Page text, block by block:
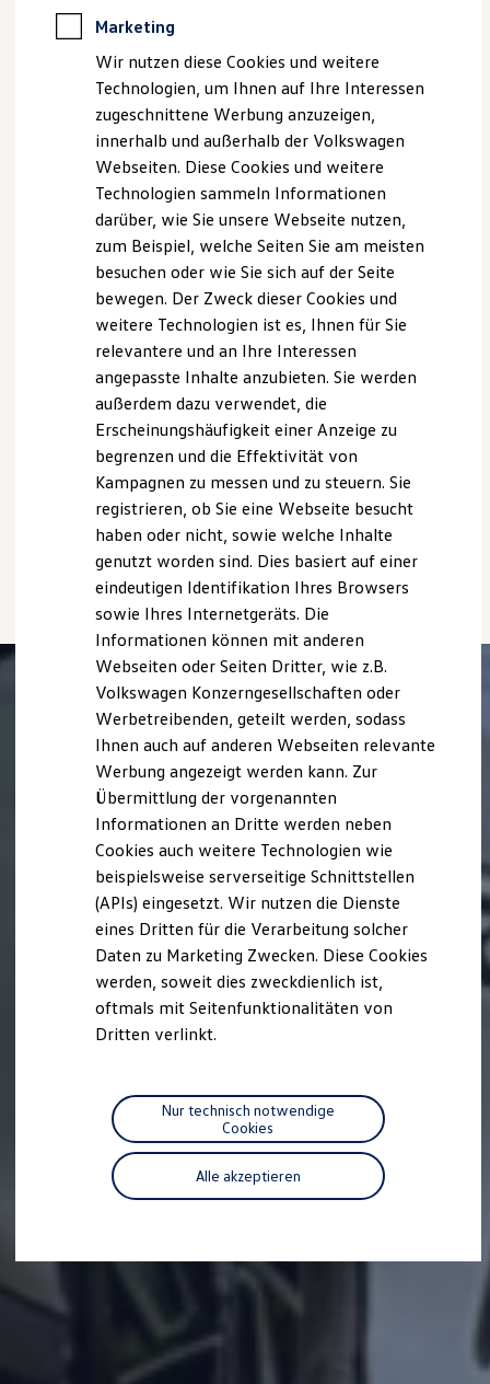
Rekuperation
Laden unterwegs
Laden Zuhause
Ladestationen finden
Ladezeitensimulator
Batterie
Sicherheit
Nachhaltigkeit
Technologie
Kosten und Kauf
Verbrauchskosten
Kaufoptionen
E-Auto-Förderung
Software und Konnektivität
Die ID. Software 6
ID. Software Versionen und Updates
Digitale Extras
Schnittstellen zu Ihrem ID.
Marke und Erlebnis
Volkswagen R und R Experience
R-Modelle
R Experience
Driving Experience
Volkswagen entdecken
Werkbesichtigung
Lifestyle Shop
T-Roc Kollektion
Golf Kollektion
Volkswagen Kollektion
R-Kollektion
GTI Kollektion
Fußball Drop
we drive football
#wedriveproud
Besitzer und Service
myVolkswagen
Software Updates
Service und Ersatzteile
Inspektion und HU/AU
Reparaturen und Checks
Motorenöl und Flüssigkeiten
Räder und Reifen
Pannen- und Unfallhilfe
Economy Service
Volkswagen Teile
Zubehör
Modellspezifisches Zubehör
Individualisieren
Wallbox und Ladekabel
Digitale Extras
Dienste für Ihr Modell finden
Volkswagen Apps, Login und Shop
Handy und Fahrzeug verbinden
Vorgängermodelle
Kundeninformationen
Volkswagen Kundenbetreuung
Warn- und Kontrollleuchten
Assistenzsysteme
Digitale Betriebsanleitung
Angaben zum Digital Services Act (DSA)
Disclaimer von Volkswagen AG
Die in dieser Darstellung gezeigten Fahrzeuge und
Ausstattungen können in einzelnen Details vom aktuellen
deutschen Lieferprogramm abweichen. Abgebildet sind
teilweise Sonderausstattungen der Fahrzeuge gegen
Bitte beachten Sie auch unseren Konfigurator für eine
Übersicht der aktuell verfügbaren Modelle und Ausstattungen.
Die angegebenen Verbrauchs- und Emissionswerte beziehen
des Angebots, sondern dienen allein Vergleichszwecken
zwischen den verschiedenen Fahrzeugtypen.
Zusatzausstattungen undZubehör(Anbauteile, Reifenformat
usw.) können relevante Fahrzeugparameter, wie
Rollwiderstand und Aerodynamik verändern und neben
Witterungs- und Verkehrsbedingungen sowie dem
individuellen Fahrverhalten den Kraftstoffverbrauch, den
Stromverbrauch, die CO₂-Emissionen und die
Fahrleistungswerte eines Fahrzeugs beeinflussen.
Marketing
Wir nutzen diese Cookies und weitere
Technologien, um Ihnen auf Ihre Interessen
zugeschnittene Werbung anzuzeigen,
innerhalb und außerhalb der Volkswagen
Webseiten. Diese Cookies und weitere
Technologien sammeln Informationen
darüber, wie Sie unsere Webseite nutzen,
zum Beispiel, welche Seiten Sie am meisten
besuchen oder wie Sie sich auf der Seite
bewegen. Der Zweck dieser Cookies und
weitere Technologien ist es, Ihnen für Sie
relevantere und an Ihre Interessen
angepasste Inhalte anzubieten. Sie werden
außerdem dazu verwendet, die
Erscheinungshäufigkeit einer Anzeige zu
begrenzen und die Effektivität von
Kampagnen zu messen und zu steuern. Sie
registrieren, ob Sie eine Webseite besucht
haben oder nicht, sowie welche Inhalte
genutzt worden sind. Dies basiert auf einer
eindeutigen Identifikation Ihres Browsers
sowie Ihres Internetgeräts. Die
Informationen können mit anderen
Webseiten oder Seiten Dritter, wie z.B.
Volkswagen Konzerngesellschaften oder
Werbetreibenden, geteilt werden, sodass
Ihnen auch auf anderen Webseiten relevante
Werbung angezeigt werden kann. Zur
Übermittlung der vorgenannten
Informationen an Dritte werden neben
Cookies auch weitere Technologien wie
beispielsweise serverseitige Schnittstellen
(APIs) eingesetzt. Wir nutzen die Dienste
eines Dritten für die Verarbeitung solcher
Daten zu Marketing Zwecken. Diese Cookies
werden, soweit dies zweckdienlich ist,
oftmals mit Seitenfunktionalitäten von
Dritten verlinkt.
Alle akzeptieren
Nur technisch notwendige
Cookies